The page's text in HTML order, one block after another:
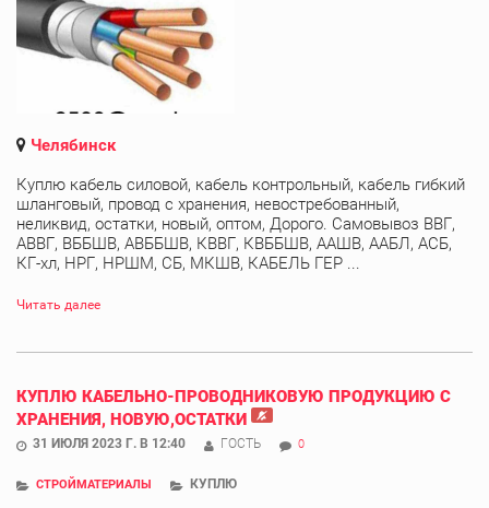
Челябинск
Куплю кабель силовой, кабель контрольный, кабель гибкий
шланговый, провод с хранения, невостребованный,
неликвид, остатки, новый, оптом, Дорого. Самовывоз ВВГ,
АВВГ, ВББШВ, АВББШВ, КВВГ, КВББШВ, ААШВ, ААБЛ, АСБ,
КГ-хл, НРГ, НРШМ, СБ, МКШВ, КАБЕЛЬ ГЕР ...
Читать далее
КУПЛЮ КАБЕЛЬНО-ПРОВОДНИКОВУЮ ПРОДУКЦИЮ С
ХРАНЕНИЯ, НОВУЮ,ОСТАТКИ
31 ИЮЛЯ 2023 Г. В 12:40 ГОСТЬ 0
СТРОЙМАТЕРИАЛЫ КУПЛЮ